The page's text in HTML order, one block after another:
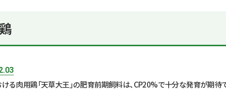
る肉用鶏「天草大王」の肥育前期飼料は、CP20%で十分な発育が期待